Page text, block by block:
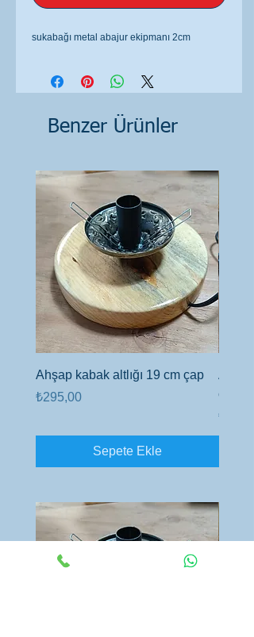
sukabağı metal abajur ekipmanı 2cm
Benzer Ürünler
Ahşap kabak altlığı 19 cm çap
Fiyat
₺295,00
Sepete Ekle
çap
Fiyat